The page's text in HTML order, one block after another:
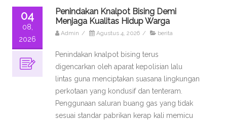
04
08,
2026
Penindakan Knalpot Bising Demi
Menjaga Kualitas Hidup Warga
Admin / Agustus 4, 2026 / berita
Penindakan knalpot bising terus
digencarkan oleh aparat kepolisian lalu
lintas guna menciptakan suasana lingkungan
perkotaan yang kondusif dan tenteram.
Penggunaan saluran buang gas yang tidak
sesuai standar pabrikan kerap kali memicu